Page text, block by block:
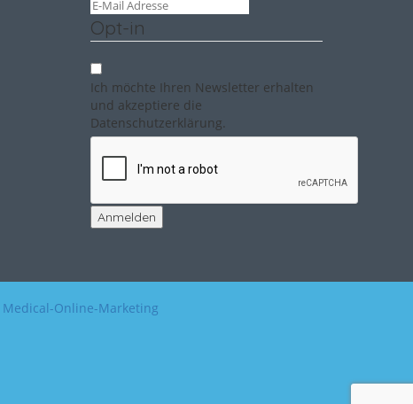
Opt-in
Ich möchte Ihren Newsletter erhalten
und akzeptiere die
Datenschutzerklärung.
Anmelden
Medical-Online-Marketing